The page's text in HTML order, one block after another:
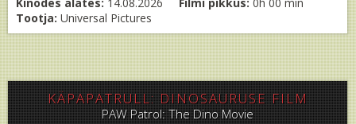
Tootja: Universal Pictures
KÄPAPATRULL: DINOSAURUSE FILM
PAW Patrol: The Dino Movie